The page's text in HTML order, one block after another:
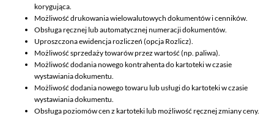
korygująca.
Możliwość drukowania wielowalutowych dokumentów i cenników.
Obsługa ręcznej lub automatycznej numeracji dokumentów.
Uproszczona ewidencja rozliczeń (opcja Rozlicz).
Możliwość sprzedaży towarów przez wartość (np. paliwa).
Możliwość dodania nowego kontrahenta do kartoteki w czasie
wystawiania dokumentu.
Możliwość dodania nowego towaru lub usługi do kartoteki w czasie
wystawiania dokumentu.
Obsługa poziomów cen z kartoteki lub możliwość ręcznej zmiany ceny.